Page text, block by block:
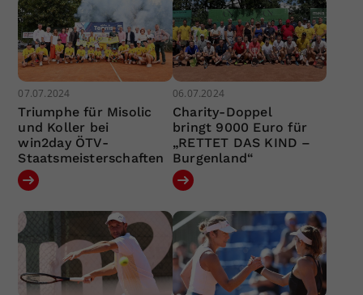
07.07.2024
Triumphe für Misolic
und Koller bei
win2day ÖTV-
Staatsmeisterschaften
06.07.2024
Charity-Doppel
bringt 9000 Euro für
„RETTET DAS KIND –
Burgenland“